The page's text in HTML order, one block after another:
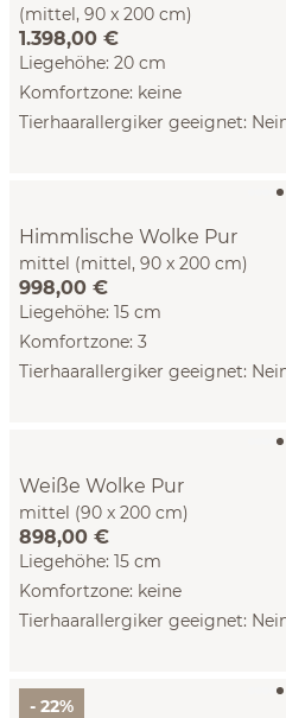
(mittel, 90 x 200 cm)
1.398,00 €
Liegehöhe: 20 cm
Komfortzone: keine
Tierhaarallergiker geeignet:
Himmlische Wolke Pur
mittel (mittel, 90 x 200 cm)
998,00 €
Liegehöhe: 15 cm
Komfortzone: 3
Tierhaarallergiker geeignet:
Weiße Wolke Pur
mittel (90 x 200 cm)
898,00 €
Liegehöhe: 15 cm
Komfortzone: keine
Tierhaarallergiker geeignet:
- 22%